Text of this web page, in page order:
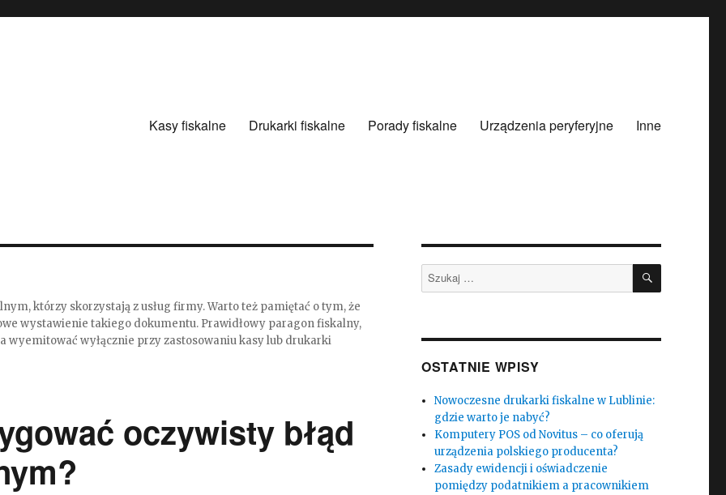
Kasy fiskalne Drukarki fiskalne Porady fiskalne Urządzenia peryferyjne Inne
którzy skorzystają z usług firmy. Warto też pamiętać o tym, że
wystawienie takiego dokumentu. Prawidłowy paragon fiskalny,
wyłącznie przy zastosowaniu kasy lub drukarki
oczywisty błąd
Szukaj: SZUKAJ
OSTATNIE WPISY
Nowoczesne drukarki fiskalne w Lublinie:
gdzie warto je nabyć?
Komputery POS od Novitus – co oferują
urządzenia polskiego producenta?
Zasady ewidencji i oświadczenie
pomiędzy podatnikiem a pracownikiem